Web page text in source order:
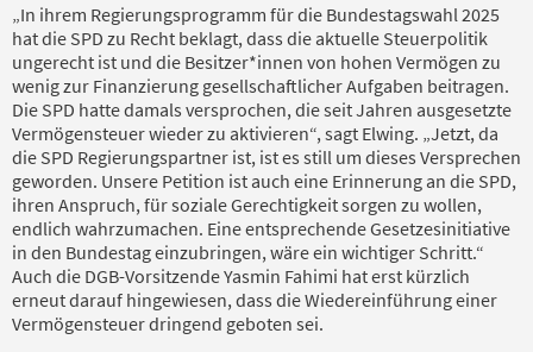
„In ihrem Regierungsprogramm für die Bundestagswahl 2025
hat die SPD zu Recht beklagt, dass die aktuelle Steuerpolitik
ungerecht ist und die Besitzer*innen von hohen Vermögen zu
wenig zur Finanzierung gesellschaftlicher Aufgaben beitragen.
Die SPD hatte damals versprochen, die seit Jahren ausgesetzte
Vermögensteuer wieder zu aktivieren“, sagt Elwing. „Jetzt, da
die SPD Regierungspartner ist, ist es still um dieses Versprechen
geworden. Unsere Petition ist auch eine Erinnerung an die SPD,
ihren Anspruch, für soziale Gerechtigkeit sorgen zu wollen,
endlich wahrzumachen. Eine entsprechende Gesetzesinitiative
in den Bundestag einzubringen, wäre ein wichtiger Schritt.“
Auch die DGB-Vorsitzende Yasmin Fahimi hat erst kürzlich
erneut darauf hingewiesen, dass die Wiedereinführung einer
Vermögensteuer dringend geboten sei.